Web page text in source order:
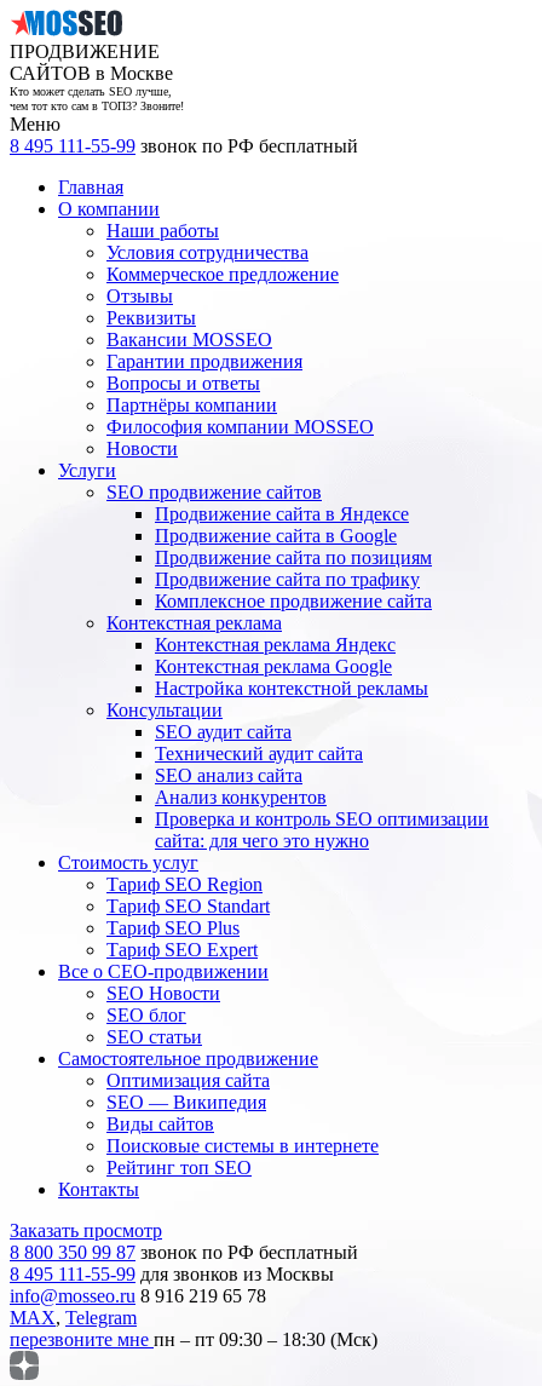
ПРОДВИЖЕНИЕ
САЙТОВ в Москве
Кто может сделать SEO лучше,
чем тот кто сам в ТОП3? Звоните!
Меню
8 495 111-55-99 звонок по РФ бесплатный
Главная
О компании
Наши работы
Условия сотрудничества
Коммерческое предложение
Отзывы
Реквизиты
Вакансии MOSSEO
Гарантии продвижения
Вопросы и ответы
Партнёры компании
Философия компании MOSSEO
Новости
Услуги
SEO продвижение сайтов
Продвижение сайта в Яндексе
Продвижение сайта в Google
Продвижение сайта по позициям
Продвижение сайта по трафику
Комплексное продвижение сайта
Контекстная реклама
Контекстная реклама Яндекс
Контекстная реклама Google
Настройка контекстной рекламы
Консультации
SEO аудит сайта
Технический аудит сайта
SEO анализ сайта
Анализ конкурентов
Проверка и контроль SEO оптимизации
сайта: для чего это нужно
Стоимость услуг
Тариф SEO Region
Тариф SEO Standart
Тариф SEO Plus
Тариф SEO Expert
Все о СЕО-продвижении
SEO Новости
SEO блог
SEO статьи
Самостоятельное продвижение
Оптимизация сайта
SEO — Википедия
Виды сайтов
Поисковые системы в интернете
Рейтинг топ SEO
Контакты
Заказать просмотр
8 800 350 99 87 звонок по РФ бесплатный
8 495 111-55-99 для звонков из Москвы
info@mosseo.ru 8 916 219 65 78
MAX, Telegram
перезвоните мне пн – пт 09:30 – 18:30 (Мск)